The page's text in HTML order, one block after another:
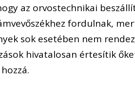
az orvostechnikai
fordulnak,
sok esetében nem
hivatalosan értesítik